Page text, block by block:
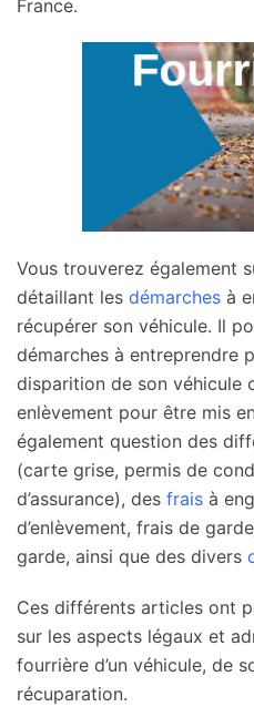
France.
Vous trouverez également
détaillant les démarches à
récupérer son véhicule. Il
démarches à entreprendre
disparition de son véhicule
enlèvement pour être mis
également question des
(carte grise, permis de
d’assurance), des frais à
d’enlèvement, frais de
garde, ainsi que des divers
Ces différents articles ont
sur les aspects légaux et
fourrière d’un véhicule, de
récuparation.